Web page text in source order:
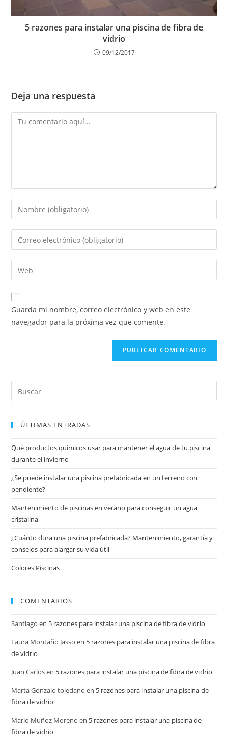
5 razones para instalar una piscina de fibra de
vidrio
09/12/2017
Deja una respuesta
Guarda mi nombre, correo electrónico y web en este
navegador para la próxima vez que comente.
ÚLTIMAS ENTRADAS
Qué productos químicos usar para mantener el agua de tu piscina
durante el invierno
¿Se puede instalar una piscina prefabricada en un terreno con
pendiente?
Mantenimiento de piscinas en verano para conseguir un agua
cristalina
¿Cuánto dura una piscina prefabricada? Mantenimiento, garantía y
consejos para alargar su vida útil
Colores Piscinas
COMENTARIOS
Santiago en 5 razones para instalar una piscina de fibra de vidrio
Laura Montaño Jasso en 5 razones para instalar una piscina de fibra
de vidrio
Juan Carlosen 5 razones para instalar una piscina de fibra de vidrio
Marta Gonzalo toledano en 5 razones para instalar una piscina de
fibra de vidrio
Mario Muñoz Moreno en 5 razones para instalar una piscina de
fibra de vidrio